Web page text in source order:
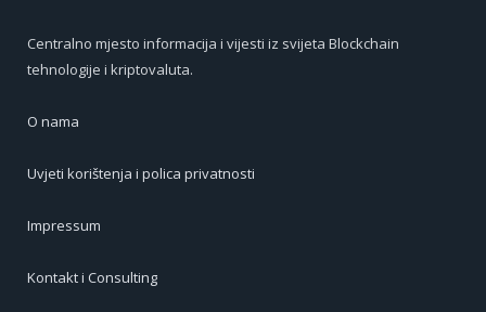
Centralno mjesto informacija i vijesti iz svijeta Blockchain
tehnologije i kriptovaluta.
O nama
Uvjeti korištenja i polica privatnosti
Impressum
Kontakt i Consulting